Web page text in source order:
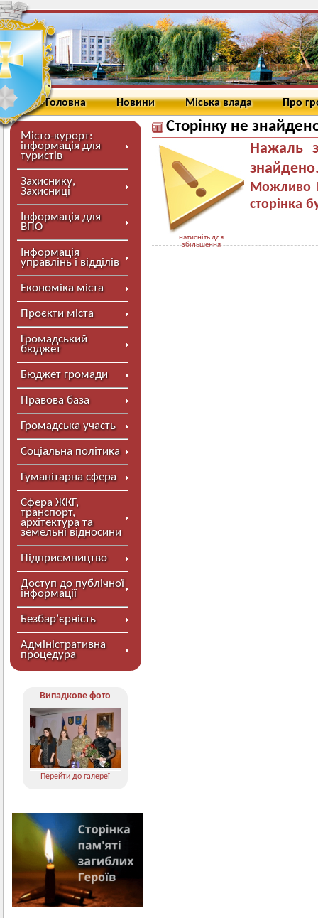
Головна Новини Міська влада Про
Місто-курорт:
інформація для
туристів
Захиснику,
Захисниці
Інформація для
ВПО
Інформація
управлінь і відділів
Економіка міста
Проєкти міста
Громадський
бюджет
Бюджет громади
Правова база
Громадська участь
Соціальна політика
Гуманітарна сфера
Сфера ЖКГ,
транспорт,
архітектура та
земельні відносини
Підприємництво
Доступ до публічної
інформації
Безбар’єрність
Адміністративна
процедура
Випадкове фото
Перейти до галереї
Сторінку не
натисніть для
збільшення
Нажаль
Можливо
сторінка